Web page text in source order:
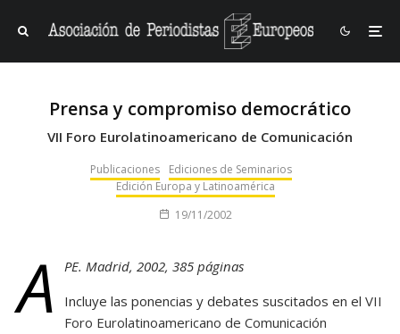
Prensa y compromiso democrático
VII Foro Eurolatinoamericano de Comunicación
Publicaciones
Ediciones de Seminarios
Edición Europa y Latinoamérica
19/11/2002
A
PE. Madrid, 2002, 385 páginas
Incluye las ponencias y debates suscitados en el VII
Foro Eurolatinoamericano de Comunicación